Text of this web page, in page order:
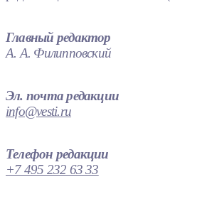
Главный редактор
А. А. Филипповский
Эл. почта редакции
info@vesti.ru
Телефон редакции
+7 495 232 63 33